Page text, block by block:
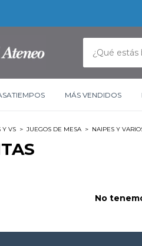
MÁS VENDIDOS
Y VS > JUEGOS DE MESA > NAIPES Y
No